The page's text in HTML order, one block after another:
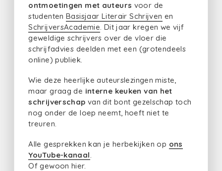
ontmoetingen met auteurs voor de
studenten Basisjaar Literair Schrijven en
SchrijversAcademie. Dit jaar kregen we vijf
geweldige schrijvers over de vloer die
schrijfadvies deelden met een (grotendeels
online) publiek.
Wie deze heerlijke auteurslezingen miste,
maar graag de interne keuken van het
schrijverschap van dit bont gezelschap toch
nog onder de loep neemt, hoeft niet te
treuren.
Alle gesprekken kan je herbekijken op ons
YouTube-kanaal
Of gewoon hier.